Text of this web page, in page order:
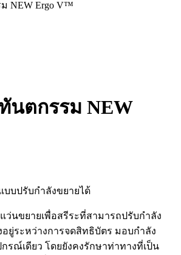
นตกรรม NEW
บปรับกำลังขยายได้
ว่นขยายเพื่อสรีระที่สามารถปรับกำลัง
ยู่ระหว่างการจดสิทธิบัตร มอบกำลัง
รณ์เดียว โดยยังคงรักษาท่าทางที่เป็น